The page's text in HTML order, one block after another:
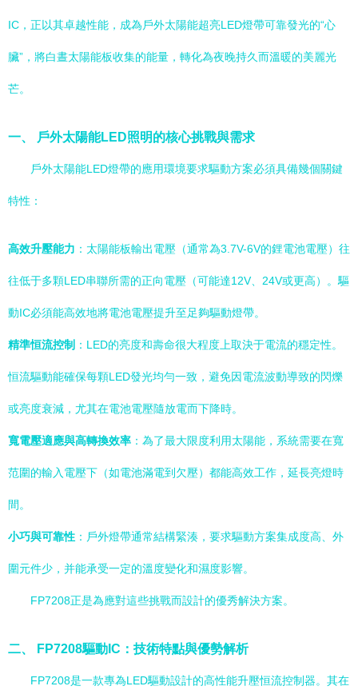
IC，正以其卓越性能，成為戶外太陽能超亮LED燈帶可靠發光的“心
臟”，將白晝太陽能板收集的能量，轉化為夜晚持久而溫暖的美麗光
芒。
一、 戶外太陽能LED照明的核心挑戰與需求
戶外太陽能LED燈帶的應用環境要求驅動方案必須具備幾個關鍵
特性：
高效升壓能力 ：太陽能板輸出電壓（通常為3.7V-6V的鋰電池電壓）往
往低于多顆LED串聯所需的正向電壓（可能達12V、24V或更高）。驅
動IC必須能高效地將電池電壓提升至足夠驅動燈帶。
精準恒流控制 ：LED的亮度和壽命很大程度上取決于電流的穩定性。
恒流驅動能確保每顆LED發光均勻一致，避免因電流波動導致的閃爍
或亮度衰減，尤其在電池電壓隨放電而下降時。
寬電壓適應與高轉換效率 ：為了最大限度利用太陽能，系統需要在寬
范圍的輸入電壓下（如電池滿電到欠壓）都能高效工作，延長亮燈時
間。
小巧與可靠性 ：戶外燈帶通常結構緊湊，要求驅動方案集成度高、外
圍元件少，并能承受一定的溫度變化和濕度影響。
FP7208正是為應對這些挑戰而設計的優秀解決方案。
二、 FP7208驅動IC：技術特點與優勢解析
FP7208是一款專為LED驅動設計的高性能升壓恒流控制器。其在